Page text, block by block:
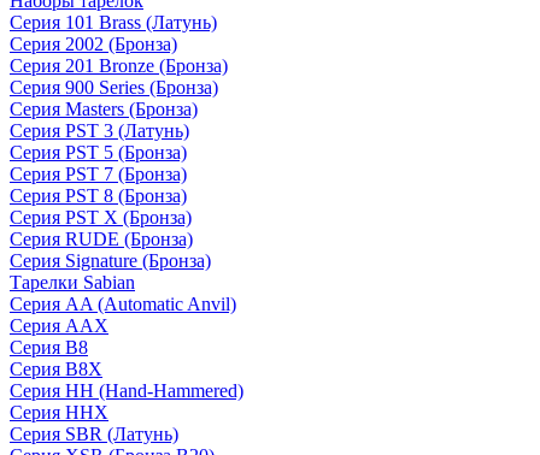
Серия 101 Brass (Латунь)
Серия 2002 (Бронза)
Серия 201 Bronze (Бронза)
Серия 900 Series (Бронза)
Серия Masters (Бронза)
Серия PST 3 (Латунь)
Серия PST 5 (Бронза)
Серия PST 7 (Бронза)
Серия PST 8 (Бронза)
Серия PST X (Бронза)
Серия RUDE (Бронза)
Серия Signature (Бронза)
Тарелки Sabian
Серия AA (Automatic Anvil)
Серия AAX
Серия B8
Серия B8X
Серия HH (Hand-Hammered)
Серия HHX
Серия SBR (Латунь)